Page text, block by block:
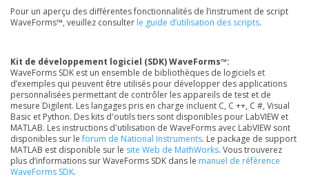
Pour un aperçu des différentes fonctionnalités de l’instrument de script
WaveForms™, veuillez consulter le guide d’utilisation des scripts.
Kit de développement logiciel (SDK) WaveForms™:
WaveForms SDK est un ensemble de bibliothèques de logiciels et
d’exemples qui peuvent être utilisés pour développer des applications
personnalisées permettant de contrôler les appareils de test et de
mesure Digilent. Les langages pris en charge incluent C, C ++, C #, Visual
Basic et Python. Des kits d'outils tiers sont disponibles pour LabVIEW et
MATLAB. Les instructions d'utilisation de WaveForms avec LabVIEW sont
disponibles sur leforum de National Instruments. Le package de support
MATLAB est disponible sur le site Web de MathWorks. Vous trouverez
plus d’informations sur WaveForms SDK dans le manuel de référence
WaveForms SDK.